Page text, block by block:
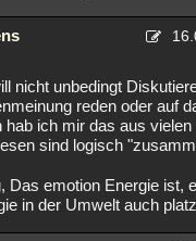
nicht unbedingt
reden oder auf
hab ich mir das aus
sind logisch
Das emotion Energie ist,
in der Umwelt auch